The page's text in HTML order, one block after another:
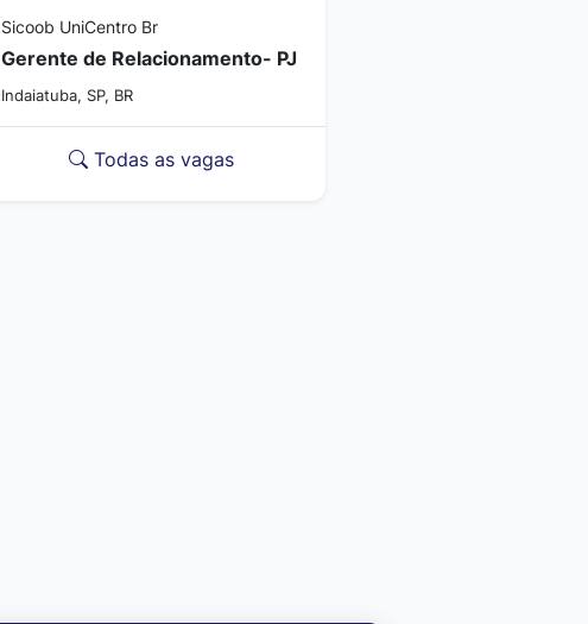
Sicoob UniCentro Br
Gerente de Relacionamento- PJ
Indaiatuba, SP, BR
Todas as vagas